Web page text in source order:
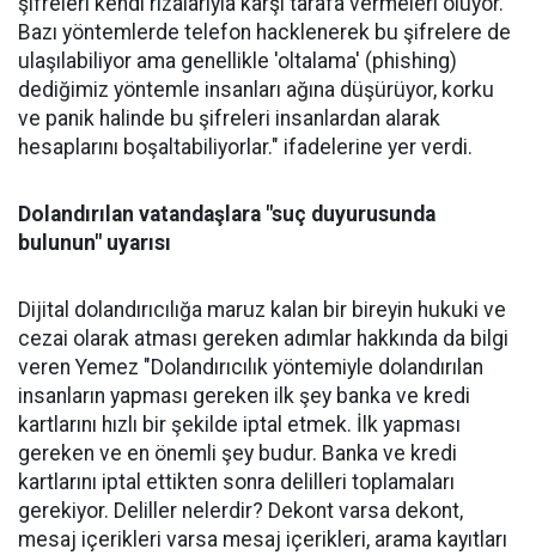
Bazı yöntemlerde telefon hacklenerek bu şifrelere de
ulaşılabiliyor ama genellikle 'oltalama' (phishing)
dediğimiz yöntemle insanları ağına düşürüyor, korku
ve panik halinde bu şifreleri insanlardan alarak
hesaplarını boşaltabiliyorlar." ifadelerine yer verdi.
Dolandırılan vatandaşlara "suç duyurusunda
bulunun" uyarısı
Dijital dolandırıcılığa maruz kalan bir bireyin hukuki ve
cezai olarak atması gereken adımlar hakkında da bilgi
veren Yemez "Dolandırıcılık yöntemiyle dolandırılan
insanların yapması gereken ilk şey banka ve kredi
kartlarını hızlı bir şekilde iptal etmek. İlk yapması
gereken ve en önemli şey budur. Banka ve kredi
kartlarını iptal ettikten sonra delilleri toplamaları
gerekiyor. Deliller nelerdir? Dekont varsa dekont,
mesaj içerikleri varsa mesaj içerikleri, arama kayıtları